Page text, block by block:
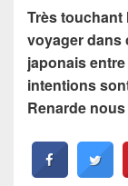
Très touchant
voyager dans
japonais
intentions
Renarde